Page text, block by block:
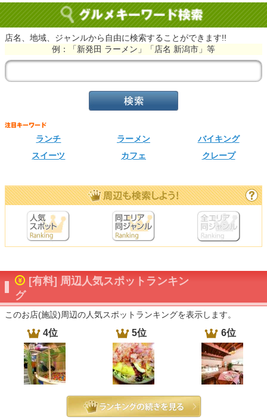
店名、地域、ジャンルから自由に検索することができます!!
例：「新発田 ラーメン」「店名 新潟市」等
ランチ ラーメン
バイキング
スイーツ
カフェ クレープ
[有料] 周辺人気スポットランキン
グ
このお店(施設)周辺の人気スポットランキングを表示します。
4位 5位 6位